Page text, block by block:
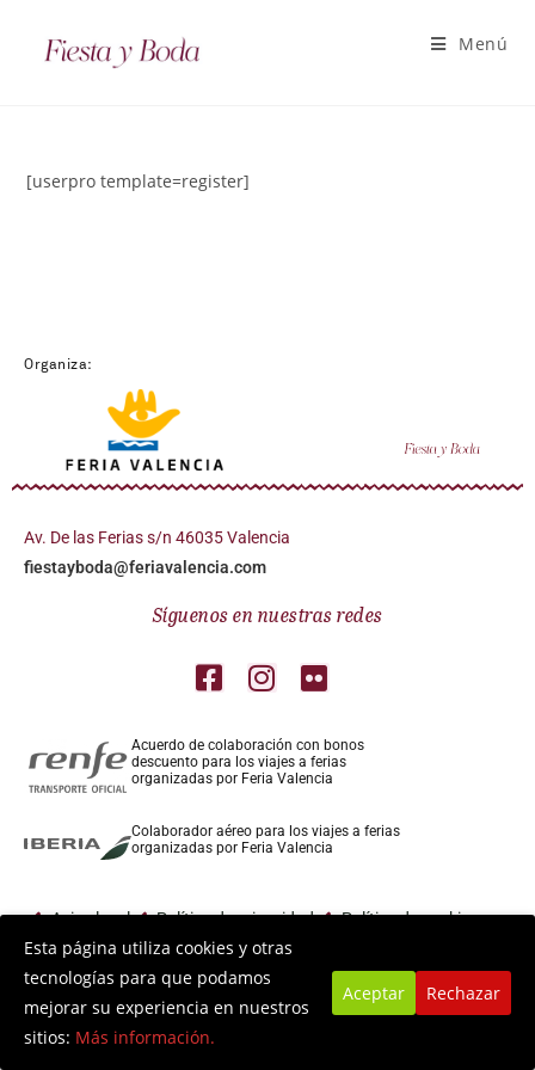
Menú
[userpro template=register]
Organiza:
Av. De las Ferias s/n 46035 Valencia
fiestayboda@feriavalencia.com
Síguenos en nuestras redes
Acuerdo de colaboración con bonos
descuento para los viajes a ferias
organizadas por Feria Valencia
Colaborador aéreo para los viajes a ferias
organizadas por Feria Valencia
Aviso legal Política de privacidad Política de cookies
Esta página utiliza cookies y otras
tecnologías para que podamos
mejorar su experiencia en nuestros
sitios: Más información.
Aceptar Rechazar